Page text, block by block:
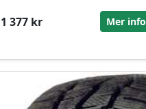
1 377 kr
Mer info